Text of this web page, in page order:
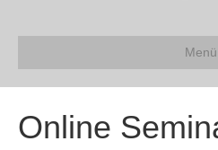
c
e
b
o
o
Menü
Online